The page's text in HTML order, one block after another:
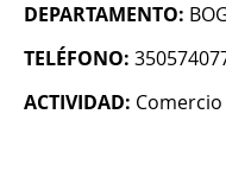
DEPARTAMENTO:
TELÉFONO:
ACTIVIDAD: